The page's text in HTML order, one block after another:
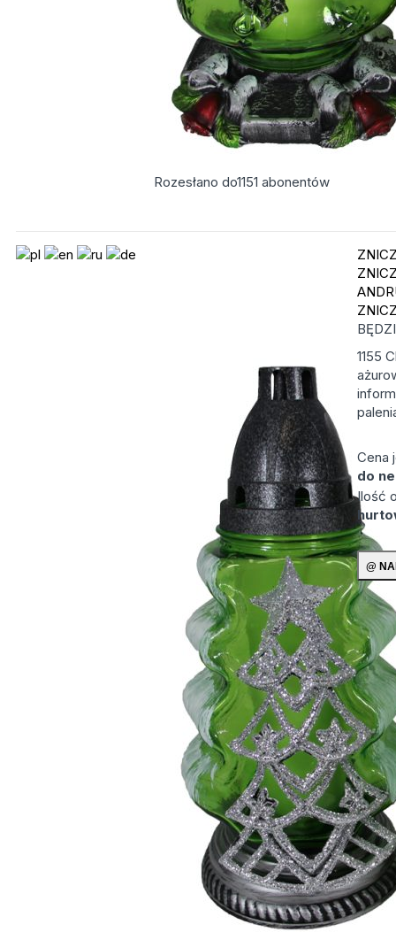
Rozesłano do1151 abonentów
1155
Cena
do
Ilość